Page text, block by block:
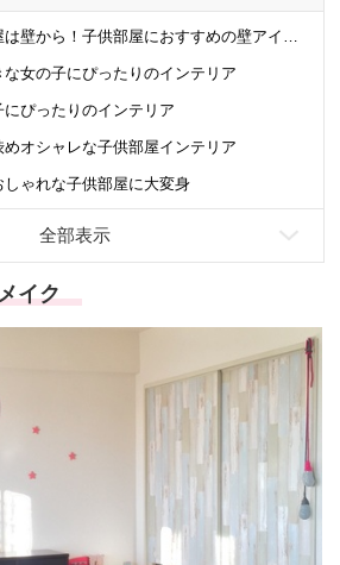
壁から！子供部屋におすすめの壁アイテム
女の子にぴったりのインテリア
ぴったりのインテリア
オシャレな子供部屋インテリア
ゃれな子供部屋に大変身
メイク